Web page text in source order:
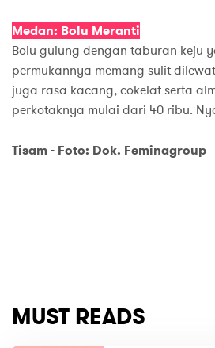
Medan: Bolu Meranti
Bolu gulung dengan taburan keju
permukannya memang sulit
juga rasa kacang, cokelat serta
perkotaknya mulai dari 40 ribu.
Tisam - Foto: Dok. Feminagroup
MUST READS